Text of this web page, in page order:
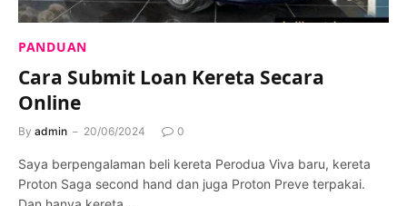
PANDUAN
Cara Submit Loan Kereta Secara
Online
By admin 20/06/2024 0
Saya berpengalaman beli kereta Perodua Viva baru, kereta
Proton Saga second hand dan juga Proton Preve terpakai.